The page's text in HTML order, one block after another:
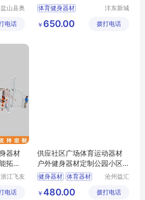
盐山县奥
材厂
电话
体育健身器材
沣东新城
金属制品
￥ 650.00 拨打电话
器材
拓展
浙江飞友
有限公司
电话
供应社区广场体育运动器材
户外健身器材定制公园小区
健身器械
健身器材 体育器材
健身器材批发
沧州益汇
有限公司
￥ 480.00 拨打电话